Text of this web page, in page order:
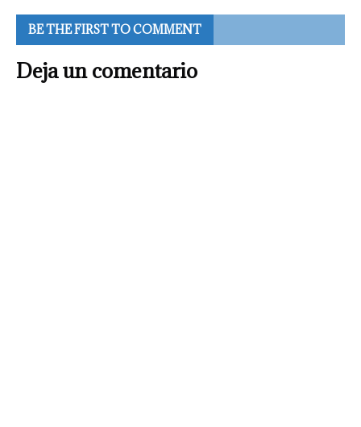
BE THE FIRST TO COMMENT
Deja un comentario